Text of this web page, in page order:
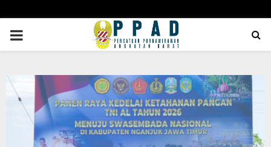
PRIMARY